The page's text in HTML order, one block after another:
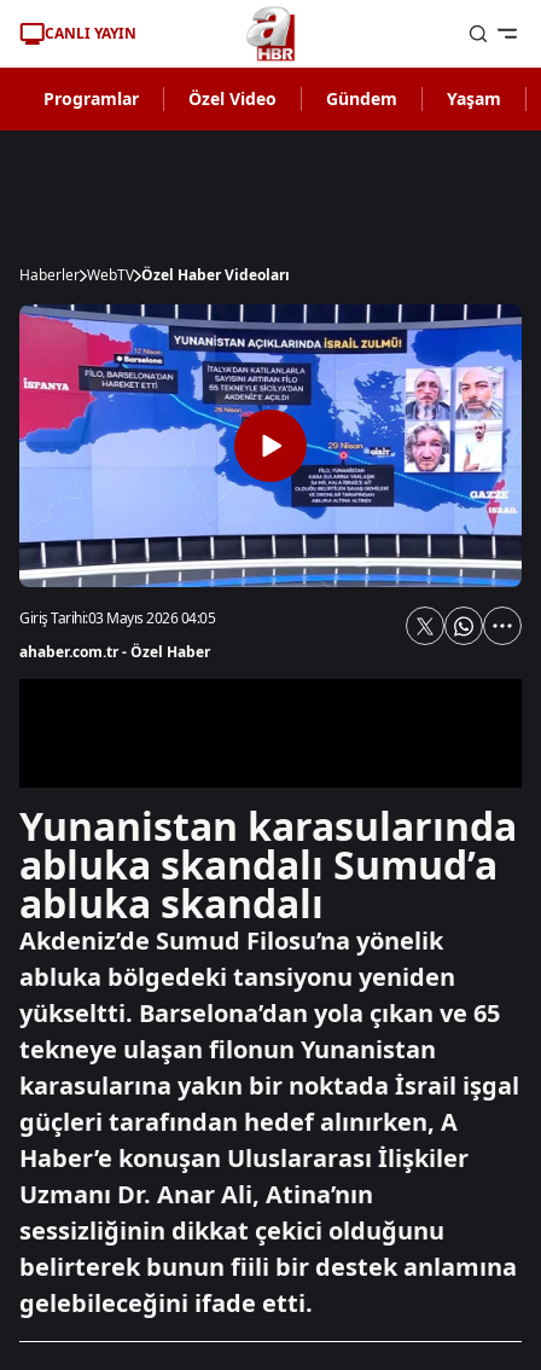
CANLI YAYIN
Programlar Özel Video Gündem Yaşam
Haberler WebTV Özel Haber Videoları
Giriş Tarihi:03 Mayıs 2026 04:05
ahaber.com.tr - Özel Haber
Yunanistan karasularında
abluka skandalı Sumud’a
abluka skandalı
Akdeniz’de Sumud Filosu’na yönelik
abluka bölgedeki tansiyonu yeniden
yükseltti. Barselona’dan yola çıkan ve 65
tekneye ulaşan filonun Yunanistan
karasularına yakın bir noktada İsrail işgal
güçleri tarafından hedef alınırken, A
Haber’e konuşan Uluslararası İlişkiler
Uzmanı Dr. Anar Ali, Atina’nın
sessizliğinin dikkat çekici olduğunu
belirterek bunun fiili bir destek anlamına
gelebileceğini ifade etti.